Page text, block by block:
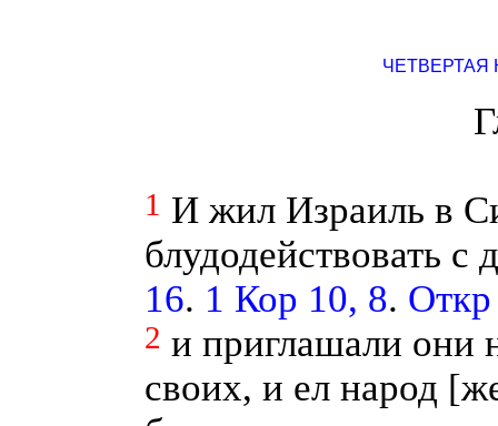
ЧЕТВЕРТАЯ
1 И жил Израиль в
блудодействовать
16. 1 Кор 10, 8.
2 и приглашали они
своих, и ел народ